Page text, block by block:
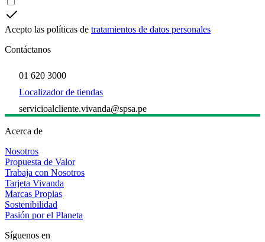
Acepto las políticas de tratamientos de datos personales
Contáctanos
01 620 3000
Localizador de tiendas
servicioalcliente.vivanda@spsa.pe
Acerca de
Nosotros
Propuesta de Valor
Trabaja con Nosotros
Tarjeta Vivanda
Marcas Propias
Sostenibilidad
Pasión por el Planeta
Síguenos en